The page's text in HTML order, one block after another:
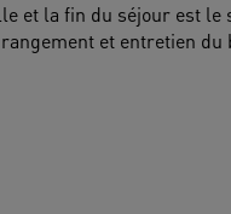
et la fin du séjour est le
et entretien du